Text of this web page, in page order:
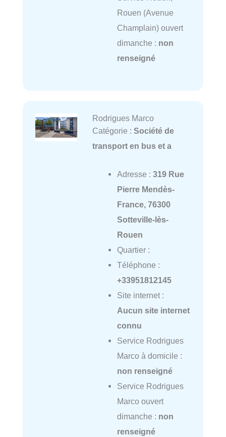
Rouen (Avenue
Champlain) ouvert
dimanche : non
renseigné
Rodrigues Marco
Catégorie : Société de
transport en bus et a
Adresse : 319 Rue
Pierre Mendès-
France, 76300
Sotteville-lès-
Rouen
Quartier :
Téléphone :
+33951812145
Site internet :
Aucun site internet
connu
Service Rodrigues
Marco à domicile :
non renseigné
Service Rodrigues
Marco ouvert
dimanche : non
renseigné